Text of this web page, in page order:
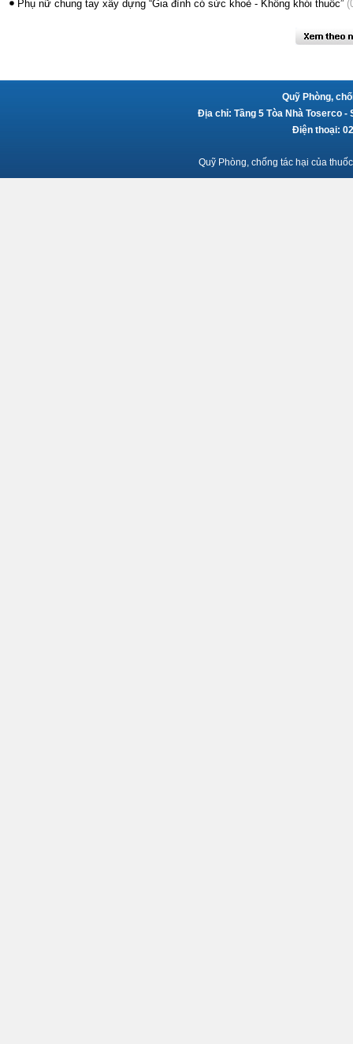
Phụ nữ chung tay xây dựng “Gia đình có sức khoẻ - Không khói thuốc”
Quỹ Phòng,
Địa chỉ: Tầng 5 Tòa Nhà Toserco -
Điện thoại:
Quỹ Phòng, chống tác hại của